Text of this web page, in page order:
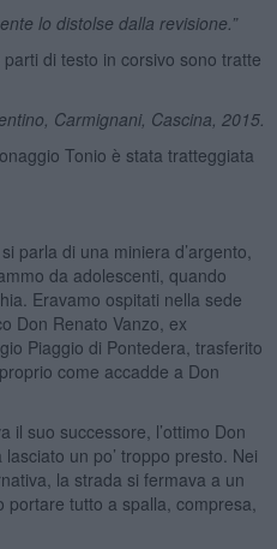
lo distolse dalla revisione.”
di testo in corsivo sono tratte
Carmignani, Cascina, 2015.
Tonio è stata tratteggiata
parla di una miniera d’argento,
da adolescenti, quando
Eravamo ospitati nella sede
Don Renato Vanzo, ex
Piaggio di Pontedera, trasferito
come accadde a Don
il suo successore, l’ottimo Don
un po’ troppo presto. Nei
la strada si fermava a un
tutto a spalla, compresa,